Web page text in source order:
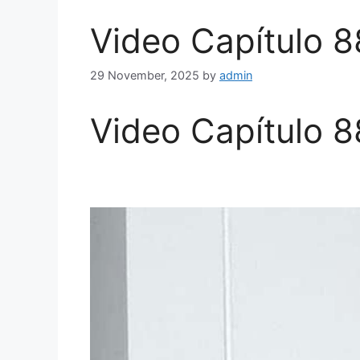
Video Capítulo
29 November, 2025 by admin
Video Capítulo